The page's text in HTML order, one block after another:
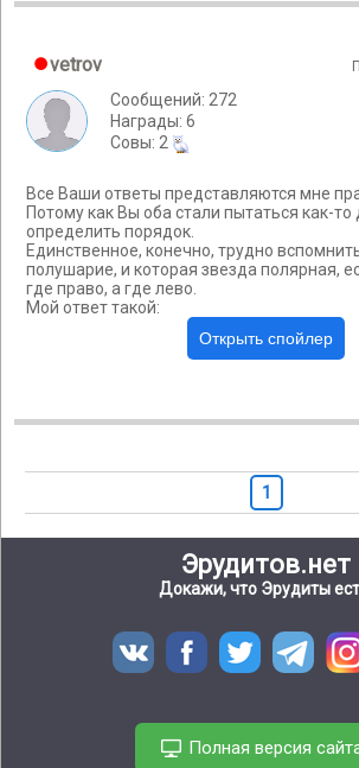
vetrov
Сообщений: 272
Награды: 6
Cовы: 2
Все Ваши ответы представляются мне
Потому как Вы оба стали пытаться как-то
определить порядок.
Единственное, конечно, трудно
полушарие, и которая звезда полярная,
где право, а где лево.
Мой ответ такой:
1
Эрудитов.нет
Докажи, что Эрудиты
Полная версия